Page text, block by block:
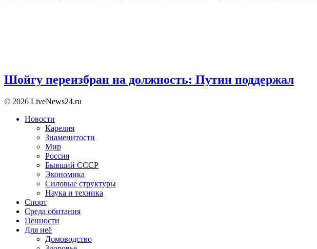
Шойгу переизбран на должность: Путин поддержал
© 2026 LiveNews24.ru
Новости
Карелия
Знаменитости
Мир
Россия
Бывший СССР
Экономика
Силовые структуры
Наука и техника
Спорт
Среда обитания
Ценности
Для неё
Домоводство